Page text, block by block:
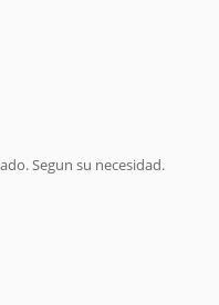
Segun su necesidad.